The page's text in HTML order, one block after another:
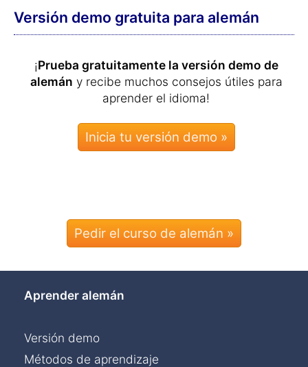
Versión demo gratuita para alemán
¡Prueba gratuitamente la versión demo de
alemán y recibe muchos consejos útiles para
aprender el idioma!
Pedir el curso de alemán »
Aprender alemán
Versión demo
Métodos de aprendizaje